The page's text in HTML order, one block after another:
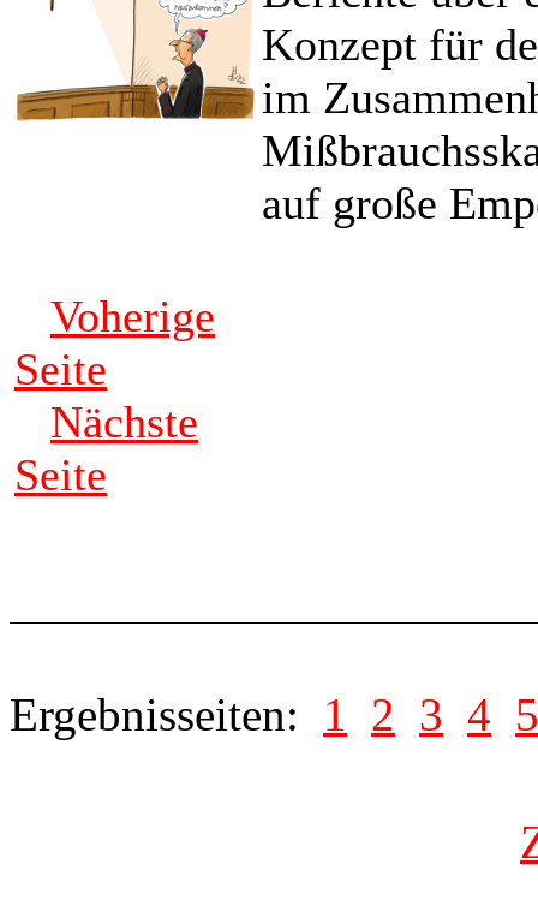
Konzept für
im
auf große
Voherige
Seite
Nächste
Seite
Ergebnisseiten: 1 2 3 4 5